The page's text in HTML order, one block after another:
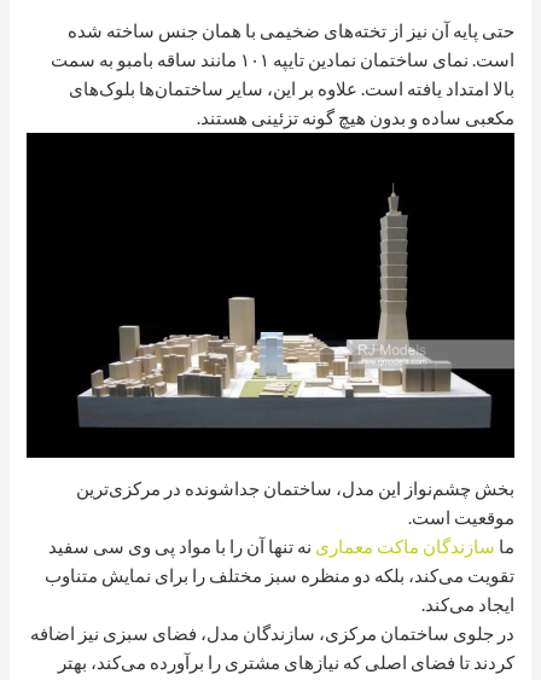
حتی پایه آن نیز از تخته‌های ضخیمی با همان جنس ساخته شده
است. نمای ساختمان نمادین تایپه ۱۰۱ مانند ساقه بامبو به سمت
بالا امتداد یافته است. علاوه بر این، سایر ساختمان‌ها بلوک‌های
مکعبی ساده و بدون هیچ گونه تزئینی هستند.
بخش چشم‌نواز این مدل، ساختمان جداشونده در مرکزی‌ترین
موقعیت است.
ما سازندگان ماکت معماری نه تنها آن را با مواد پی وی سی سفید
تقویت می‌کند، بلکه دو منظره سبز مختلف را برای نمایش متناوب
ایجاد می‌کند.
در جلوی ساختمان مرکزی، سازندگان مدل، فضای سبزی نیز اضافه
کردند تا فضای اصلی که نیازهای مشتری را برآورده می‌کند، بهتر